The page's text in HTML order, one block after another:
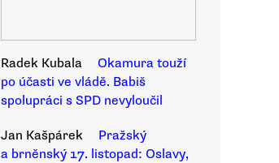
Radek Kubala
Okamura touží
po účasti ve vládě. Babiš
spolupráci s SPD nevyloučil
Jan Kašpárek
Pražský
a brněnský 17. listopad: Oslavy,